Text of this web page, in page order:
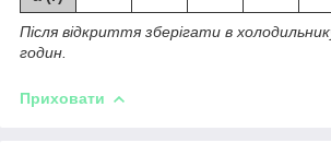
Після відкриття зберігати в
годин.
Приховати